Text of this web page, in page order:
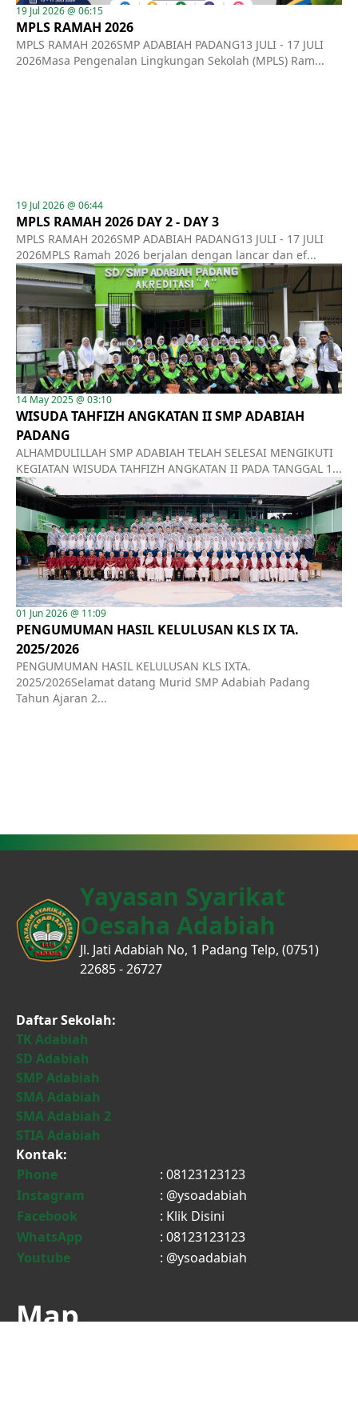
19 Jul 2026 @ 06:15
MPLS RAMAH 2026
MPLS RAMAH 2026SMP ADABIAH PADANG13 JULI - 17 JULI
2026Masa Pengenalan Lingkungan Sekolah (MPLS) Ram...
19 Jul 2026 @ 06:44
MPLS RAMAH 2026 DAY 2 - DAY 3
MPLS RAMAH 2026SMP ADABIAH PADANG13 JULI - 17 JULI
2026MPLS Ramah 2026 berjalan dengan lancar dan ef...
14 May 2025 @ 03:10
WISUDA TAHFIZH ANGKATAN II SMP ADABIAH
PADANG
ALHAMDULILLAH SMP ADABIAH TELAH SELESAI MENGIKUTI
KEGIATAN WISUDA TAHFIZH ANGKATAN II PADA TANGGAL 1...
01 Jun 2026 @ 11:09
PENGUMUMAN HASIL KELULUSAN KLS IX TA.
2025/2026
PENGUMUMAN HASIL KELULUSAN KLS IXTA.
2025/2026Selamat datang Murid SMP Adabiah Padang
Tahun Ajaran 2...
Yayasan Syarikat
Oesaha Adabiah
Jl. Jati Adabiah No, 1 Padang Telp, (0751)
22685 - 26727
Daftar Sekolah:
TK Adabiah
SD Adabiah
SMP Adabiah
SMA Adabiah
SMA Adabiah 2
STIA Adabiah
Kontak:
Phone
: 08123123123
Instagram
: @ysoadabiah
Facebook
: Klik Disini
WhatsApp
: 08123123123
Youtube
: @ysoadabiah
Map